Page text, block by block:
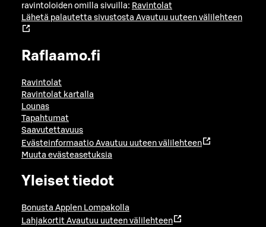
ravintoloiden omilla sivuilla: Ravintolat
Lähetä palautetta sivustosta Avautuu uuteen välilehteen
Raflaamo.fi
Ravintolat
Ravintolat kartalla
Lounas
Tapahtumat
Saavutettavuus
Evästeinformaatio Avautuu uuteen välilehteen
Muuta evästeasetuksia
Yleiset tiedot
Bonusta Applen Lompakolla
Lahjakortit Avautuu uuteen välilehteen